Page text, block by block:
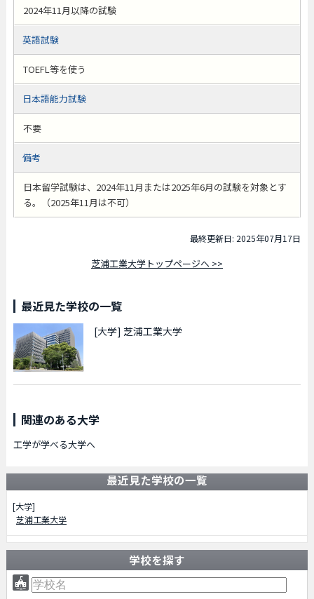
2024年11月以降の試験
英語試験
TOEFL等を使う
日本語能力試験
不要
備考
日本留学試験は、2024年11月または2025年6月の試験を対象とす
る。（2025年11月は不可）
最終更新日: 2025年07月17日
芝浦工業大学トップページへ >>
最近見た学校の一覧
[大学] 芝浦工業大学
関連のある大学
工学が学べる大学へ
最近見た学校の一覧
[大学]
芝浦工業大学
学校を探す